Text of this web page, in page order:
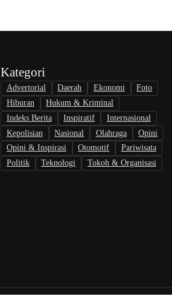
Kategori
Advertorial Daerah Ekonomi
Foto
Hiburan
Hukum & Kriminal
Indeks Berita
Inspiratif
Internasional
Kepolisian
Nasional Olahraga
Opini
Opini & Inspirasi
Otomotif
Pariwisata
Politik
Teknologi Tokoh & Organisasi